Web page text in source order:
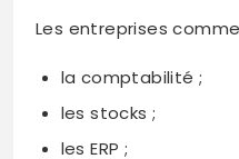
Les entreprises
la comptabilité ;
les stocks ;
les ERP ;